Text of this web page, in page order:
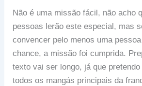
Não é uma missão fácil, não acho
pessoas lerão este especial, mas
convencer pelo menos uma
chance, a missão foi cumprida.
texto vai ser longo, já que pretendo
todos os mangás principais da